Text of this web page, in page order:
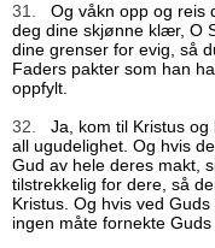
31.
Og våkn opp og reis
deg dine skjønne klær, O
dine grenser for evig, så
Faders pakter som han
oppfylt.
32.
Ja, kom til Kristus og
all ugudelighet. Og hvis
Gud av hele deres makt,
tilstrekkelig for dere, så
Kristus. Og hvis ved
ingen måte fornekte Guds